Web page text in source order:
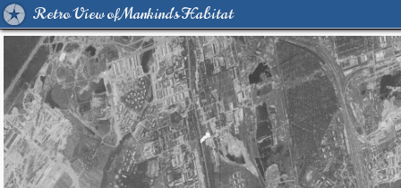
Retro View of Mankind's Habitat